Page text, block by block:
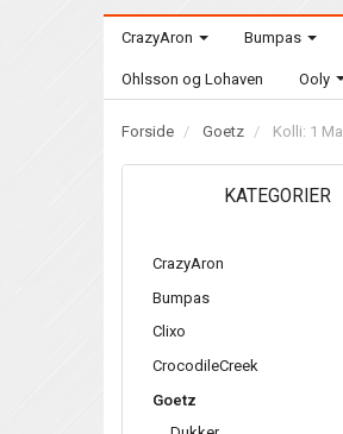
CrazyAron Bumpas
Ohlsson og Lohaven Ooly
Forside Goetz Kolli: 1
KATEGORIER
CrazyAron
Bumpas
Clixo
CrocodileCreek
Goetz